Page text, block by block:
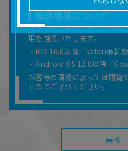
推奨環境について
スマートフォン、タブレット
用を推奨いたします。
・iOS 16.0以降／safari最新版
・Android OS 12.0以降／
お客様の環境によっては閲覧
すのでご了承ください。
戻る
■掲載している取扱説明書は
た商品に同梱されたものと
す。
■対象商品仕様の変更などに
内容は予告なく変更される
■当社は、取扱説明書の正確
ますが、取扱説明書の完全
はありません。
ご利用いただけない場合が
また、本サイトを利用した